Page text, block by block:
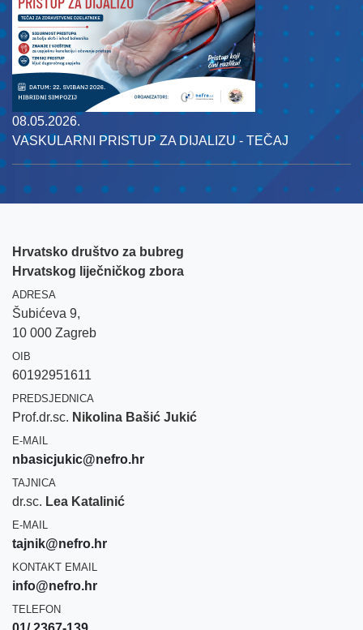
08.05.2026.
VASKULARNI PRISTUP ZA DIJALIZU - TEČAJ
Hrvatsko društvo za bubreg
Hrvatskog liječničkog zbora
ADRESA
Šubićeva 9,
10 000 Zagreb
OIB
60192951611
PREDSJEDNICA
Prof.dr.sc. Nikolina Bašić Jukić
E-MAIL
nbasicjukic@nefro.hr
TAJNICA
dr.sc. Lea Katalinić
E-MAIL
tajnik@nefro.hr
KONTAKT EMAIL
info@nefro.hr
TELEFON